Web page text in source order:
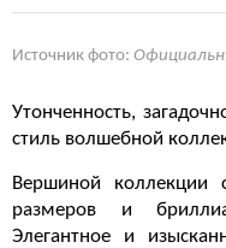
Источник фото:
Утонченность,
стиль волшебной
Вершиной
размеров и
Элегантное и